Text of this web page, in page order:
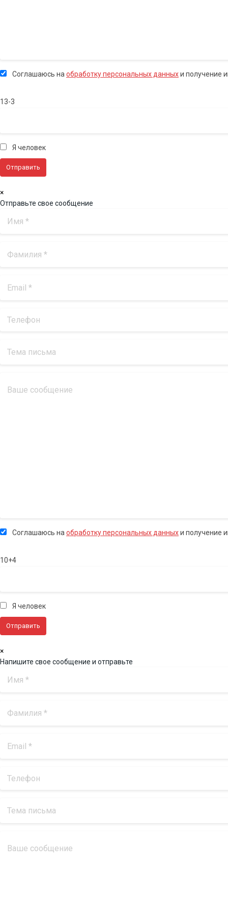
Соглашаюсь наобработку персональных данныхи получение
13-3
Я человек
×
Отправьте свое сообщение
Соглашаюсь на обработку персональных данныхи получение
10+4
Я человек
×
Напишите свое сообщение и отправьте